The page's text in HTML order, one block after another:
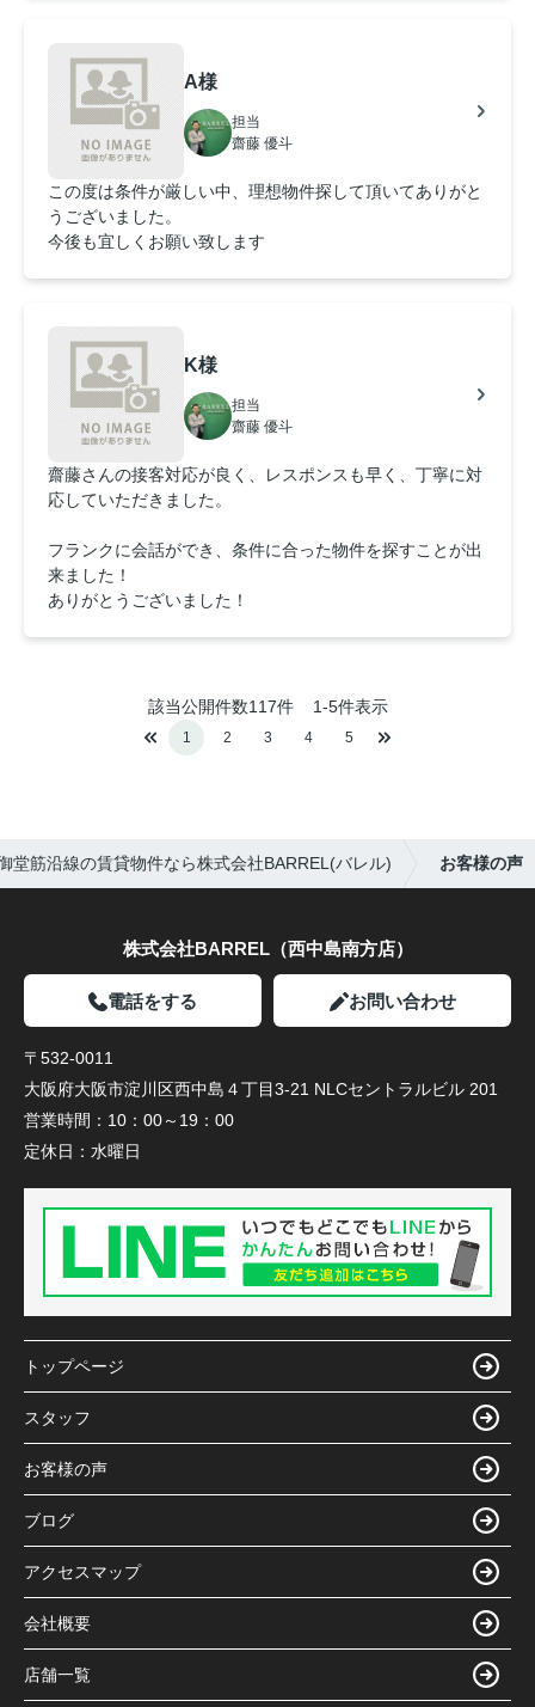
A様
担当
齋藤 優斗
この度は条件が厳しい中、理想物件探して頂いてありがと
うございました。
今後も宜しくお願い致します
K様
担当
齋藤 優斗
齋藤さんの接客対応が良く、レスポンスも早く、丁寧に対
応していただきました。
フランクに会話ができ、条件に合った物件を探すことが出
来ました！
ありがとうございました！
該当公開件数117件1-5件表示
1 2 3 4 5
堂筋沿線の賃貸物件なら株式会社BARREL(バレル) お客様の声
株式会社BARREL（西中島南方店）
電話をする お問い合わせ
〒532-0011
大阪府大阪市淀川区西中島４丁目3-21 NLCセントラルビル 201
営業時間： 10：00～19：00
定休日： 水曜日
トップページ
スタッフ
お客様の声
ブログ
アクセスマップ
会社概要
店舗一覧